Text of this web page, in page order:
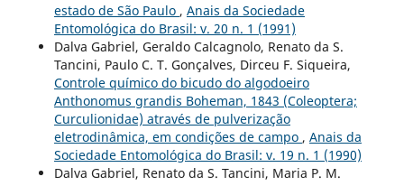
estado de São Paulo , Anais da Sociedade
Entomológica do Brasil: v. 20 n. 1 (1991)
Dalva Gabriel, Geraldo Calcagnolo, Renato da S.
Tancini, Paulo C. T. Gonçalves, Dirceu F. Siqueira,
Controle químico do bicudo do algodoeiro
Anthonomus grandis Boheman, 1843 (Coleoptera;
Curculionidae) através de pulverização
eletrodinâmica, em condições de campo , Anais da
Sociedade Entomológica do Brasil: v. 19 n. 1 (1990)
Dalva Gabriel, Renato da S. Tancini, Maria P. M.